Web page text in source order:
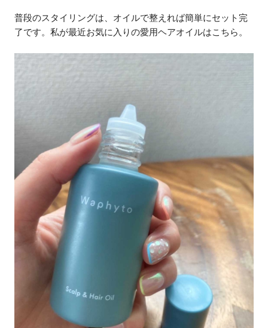
普段のスタイリングは、オイルで整えれば簡単にセット完
了です。私が最近お気に入りの愛用ヘアオイルはこちら。